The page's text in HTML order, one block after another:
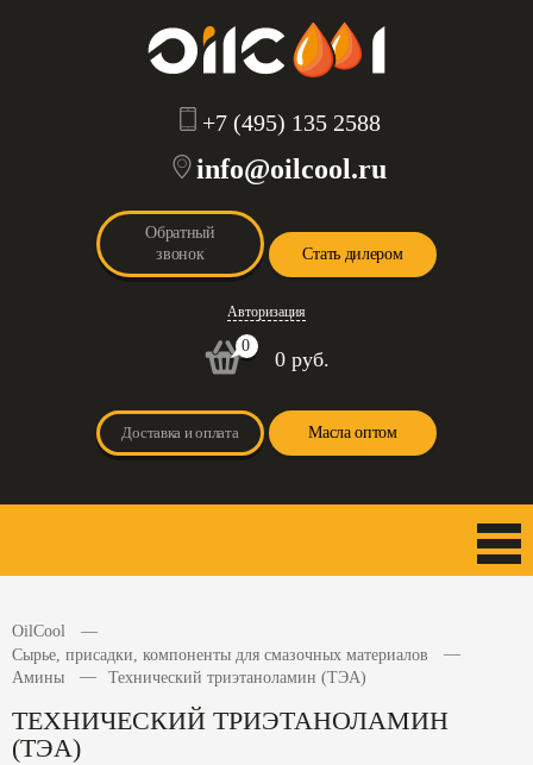
+7 (495) 135 2588
info@oilcool.ru
Обратный
звонок
Стать дилером
Авторизация
0
0 руб.
Доставка и оплата Масла оптом
OilCool
Сырье, присадки, компоненты для смазочных материалов
Амины
Технический триэтаноламин (ТЭА)
ТЕХНИЧЕСКИЙ ТРИЭТАНОЛАМИН
(ТЭА)